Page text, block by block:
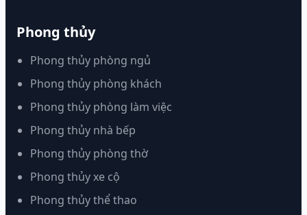
Phong thủy
Phong thủy phòng ngủ
Phong thủy phòng khách
Phong thủy phòng làm việc
Phong thủy nhà bếp
Phong thủy phòng thờ
Phong thủy xe cộ
Phong thủy thể thao